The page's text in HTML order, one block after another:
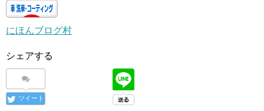
にほんブログ村
シェアする
ツイート